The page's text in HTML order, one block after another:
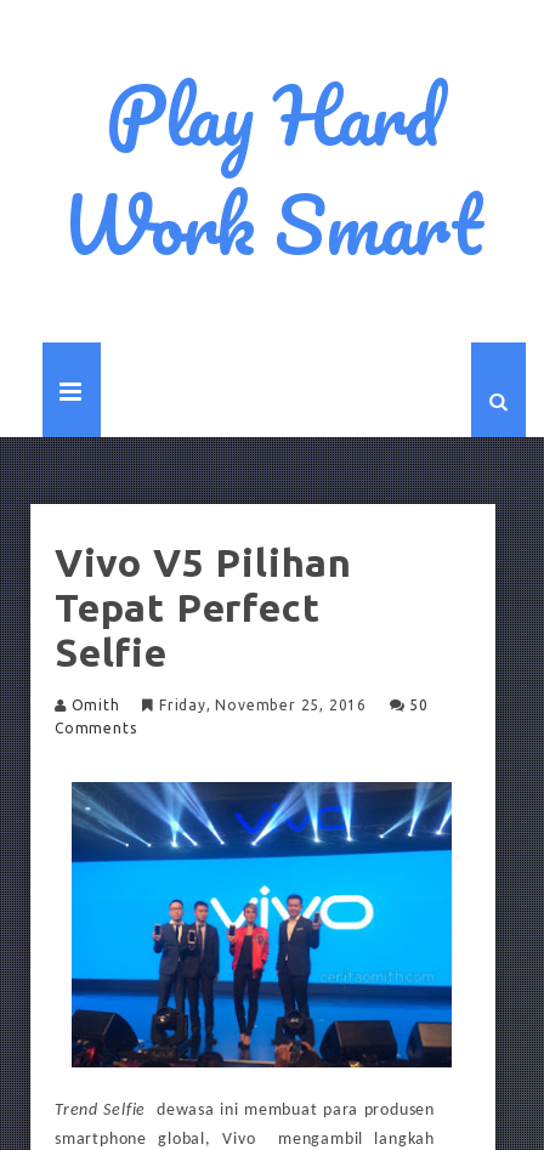
Play Hard
Work Smart
Vivo V5 Pilihan
Tepat Perfect
Selfie
Omith Friday, November 25, 2016
50
Comments
Trend Selfie
dewasa ini membuat para produsen
smartphone global, Vivo mengambil langkah